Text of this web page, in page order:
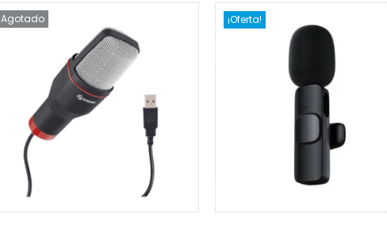
Agotado ¡Oferta!